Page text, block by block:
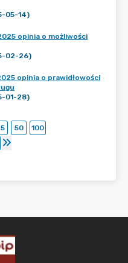
05-14)
opinia o możliwości
02-26)
opinia o prawidłowości
01-28)
50
100